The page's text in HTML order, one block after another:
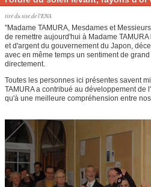
tiré du site de l'ENA
"Madame TAMURA, Mesdames et
de remettre aujourd'hui à Madame
et d'argent du gouvernement du Japon,
avec en même temps un sentiment de
directement.
Toutes les personnes ici présentes savent
TAMURA a contribué au développement de
qu'à une meilleure compréhension entre